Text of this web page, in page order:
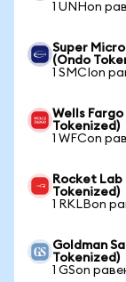
1 UNHon
Super
(Ondo
1 SMCIon
Wells
Tokenized)
1 WFCon
Rocket Lab
Tokenized)
1 RKLBon
Goldman
Tokenized)
1 GSon